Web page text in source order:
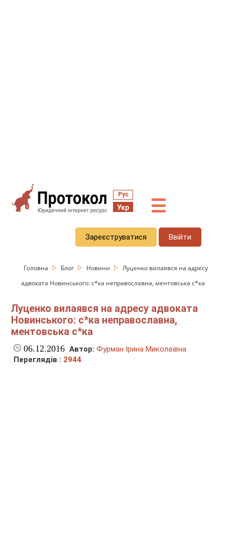
Рус
Укр ☰
Зареєструватися Ввійти
Головна Блог Новини
Луценко вилаявся на адресу
адвоката Новинського: с*ка неправославна, ментовська с*ка
Луценко вилаявся на адресу адвоката
Новинського: с*ка неправославна,
ментовська с*ка
06.12.2016 Автор: Фурман Ірина Миколаївна
Переглядів : 2944